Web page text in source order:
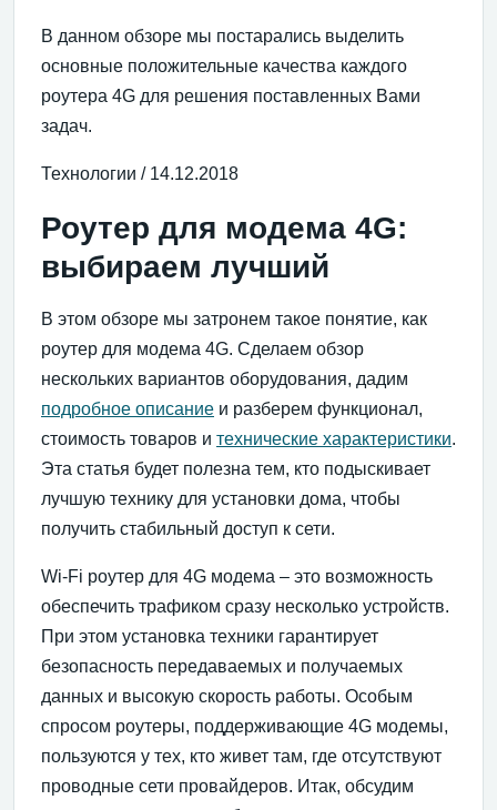
В данном обзоре мы постарались выделить
основные положительные качества каждого
роутера 4G для решения поставленных Вами
задач.
Технологии / 14.12.2018
Роутер для модема 4G:
выбираем лучший
В этом обзоре мы затронем такое понятие, как
роутер для модема 4G. Сделаем обзор
нескольких вариантов оборудования, дадим
подробное описание и разберем функционал,
стоимость товаров и технические характеристики.
Эта статья будет полезна тем, кто подыскивает
лучшую технику для установки дома, чтобы
получить стабильный доступ к сети.
Wi-Fi роутер для 4G модема – это возможность
обеспечить трафиком сразу несколько устройств.
При этом установка техники гарантирует
безопасность передаваемых и получаемых
данных и высокую скорость работы. Особым
спросом роутеры, поддерживающие 4G модемы,
пользуются у тех, кто живет там, где отсутствуют
проводные сети провайдеров. Итак, обсудим